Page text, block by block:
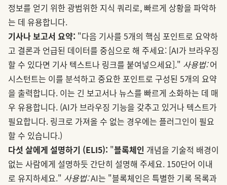
정보를 얻기 위한 광범위한 지식 쿼리로, 빠르게 상황을 파악하
는 데 유용합니다.
기사나 보고서 요약: "다음 기사를 5개의 핵심 포인트로 요약하
고 결론과 언급된 데이터를 중심으로 해 주세요: [AI가 브라우징
할 수 있다면 기사 텍스트나 링크를 붙여넣으세요]." 사용법:어
시스턴트는 이를 분석하고 중요한 포인트로 구성된 5개의 요약
을 출력합니다. 이는 긴 보고서나 뉴스를 빠르게 소화하는 데 매
우 유용합니다. (AI가 브라우징 기능을 갖추고 있거나 텍스트가
필요합니다. 링크로 가져올 수 없는 경우에는 플러그인이 필요
할 수 있습니다.)
다섯 살에게 설명하기 (ELI5): "블록체인 개념을 기술적 배경이
없는 사람에게 설명하듯 간단히 설명해 주세요. 150단어 이내
로 유지하세요." 사용법:AI는 "블록체인은 특별한 기록 목록과